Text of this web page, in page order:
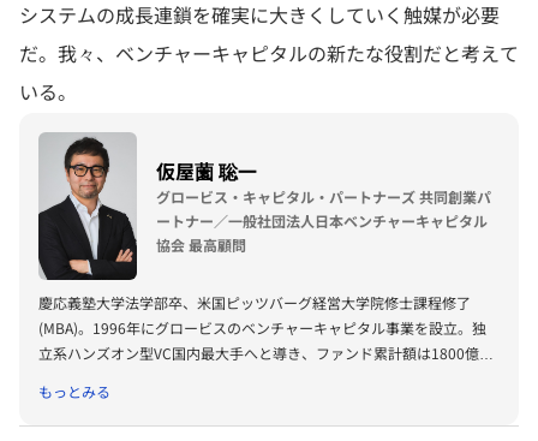
システムの成長連鎖を確実に大きくしていく触媒が必要
だ。我々、ベンチャーキャピタルの新たな役割だと考えて
いる。
仮屋薗 聡一
グロービス・キャピタル・パートナーズ 共同創業パ
ートナー／一般社団法人日本ベンチャーキャピタル
協会 最高顧問
慶応義塾大学法学部卒、米国ピッツバーグ経営大学院修士課程修了
(MBA)。1996年にグロービスのベンチャーキャピタル事業を設立。独
立系ハンズオン型VC国内最大手へと導き、ファンド累計額は1800億円
高顧問。官公庁関連委員会等の委員を歴任、スタートアップ関連著書多
数。グロービス・テクノベート経営研究所所長、グロービス経営大学院
もっとみる